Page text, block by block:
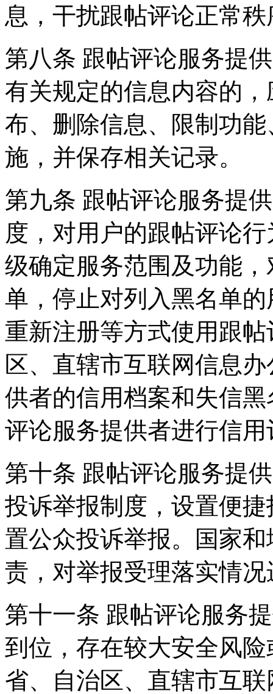
息，干扰跟帖评论正常
第八条 跟帖评论服务提
有关规定的信息内容的
布、删除信息、限制功
施，并保存相关记录。
第九条 跟帖评论服务提
度，对用户的跟帖评论
级确定服务范围及功能
单，停止对列入黑名单
重新注册等方式使用跟
区、直辖市互联网信息
供者的信用档案和失信
评论服务提供者进行信用
第十条 跟帖评论服务提
投诉举报制度，设置便
置公众投诉举报。国家
责，对举报受理落实情
第十一条 跟帖评论服务
到位，存在较大安全风
省、自治区、直辖市互